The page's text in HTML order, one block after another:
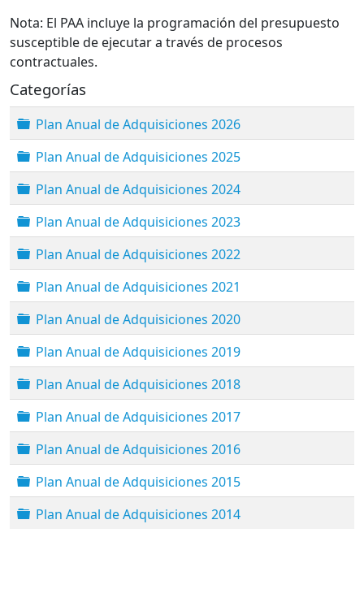
Nota: El PAA incluye la programación del presupuesto
susceptible de ejecutar a través de procesos
contractuales.
Categorías
Carpeta
Plan Anual de Adquisiciones 2026
Carpeta
Plan Anual de Adquisiciones 2025
Carpeta
Plan Anual de Adquisiciones 2024
Carpeta
Plan Anual de Adquisiciones 2023
Carpeta
Plan Anual de Adquisiciones 2022
Carpeta
Plan Anual de Adquisiciones 2021
Carpeta
Plan Anual de Adquisiciones 2020
Carpeta
Plan Anual de Adquisiciones 2019
Carpeta
Plan Anual de Adquisiciones 2018
Carpeta
Plan Anual de Adquisiciones 2017
Carpeta
Plan Anual de Adquisiciones 2016
Carpeta
Plan Anual de Adquisiciones 2015
Carpeta
Plan Anual de Adquisiciones 2014